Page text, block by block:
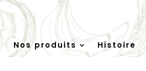
Nos produits Histoire